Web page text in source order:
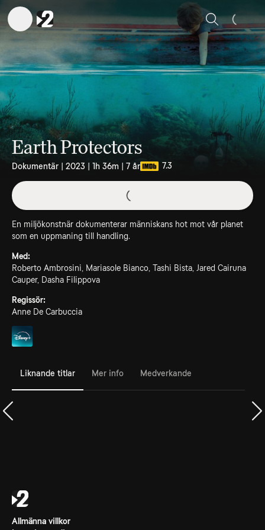
Sök
Earth Protectors
Dokumentär | 2023 | 1h 36m | 7 år 7.3
En miljökonstnär dokumenterar människans hot mot vår planet
som en uppmaning till handling.
Med:
Roberto Ambrosini, Mariasole Bianco, Tashi Bista, Jared Cairuna
Cauper, Dasha Filippova
Regissör:
Anne De Carbuccia
Liknande titlar Mer info Medverkande
Allmänna villkor